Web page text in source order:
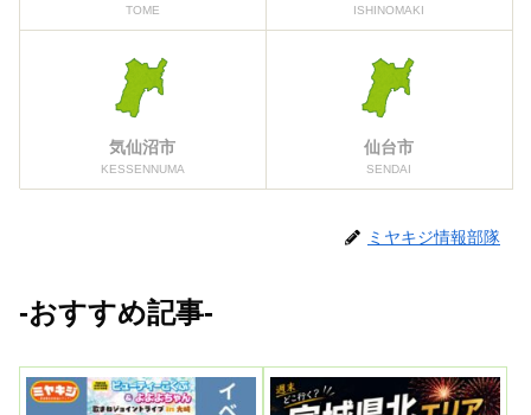
TOME ISHINOMAKI
気仙沼市
KESSENNUMA
仙台市
SENDAI
ミヤキジ情報部隊
-おすすめ記事-